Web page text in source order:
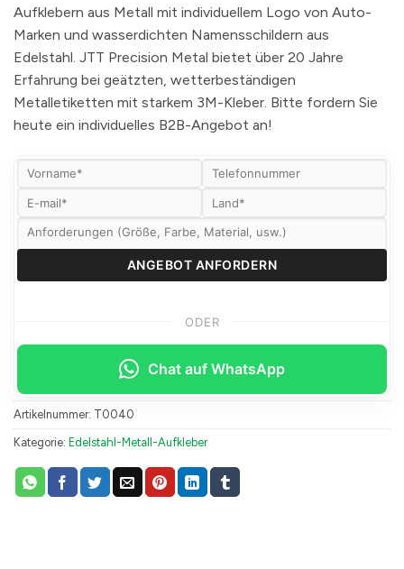
Aufklebern aus Metall mit individuellem Logo von Auto-
Marken und wasserdichten Namensschildern aus
Edelstahl. JTT Precision Metal bietet über 20 Jahre
Erfahrung bei geätzten, wetterbeständigen
Metalletiketten mit starkem 3M-Kleber. Bitte fordern Sie
heute ein individuelles B2B-Angebot an!
ODER
Chat auf WhatsApp
Artikelnummer: T0040
Kategorie: Edelstahl-Metall-Aufkleber